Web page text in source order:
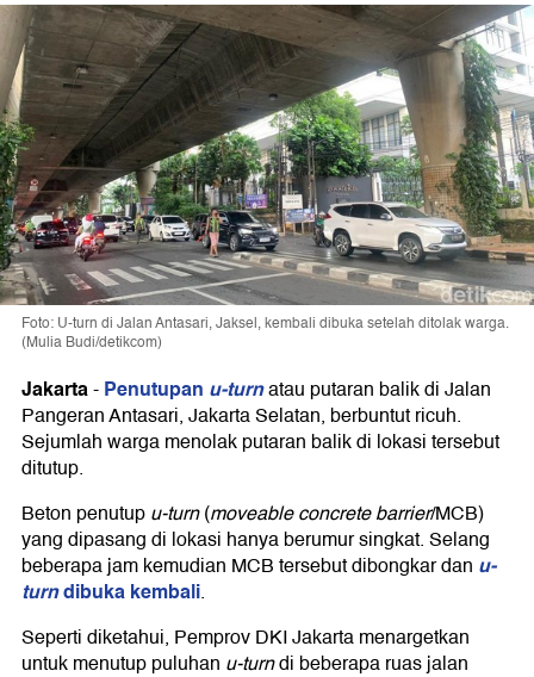
Foto: U-turn di Jalan Antasari, Jaksel, kembali dibuka setelah ditolak warga.
(Mulia Budi/detikcom)
Jakarta-Penutupan u-turnatau putaran balik di Jalan
Pangeran Antasari, Jakarta Selatan, berbuntut ricuh.
Sejumlah warga menolak putaran balik di lokasi tersebut
ditutup.
Beton penutupu-turn(moveable concrete barrier/MCB)
yang dipasang di lokasi hanya berumur singkat. Selang
beberapa jam kemudian MCB tersebut dibongkar dan u-
turndibuka kembali.
Seperti diketahui, Pemprov DKI Jakarta menargetkan
untuk menutup puluhan u-turndi beberapa ruas jalan